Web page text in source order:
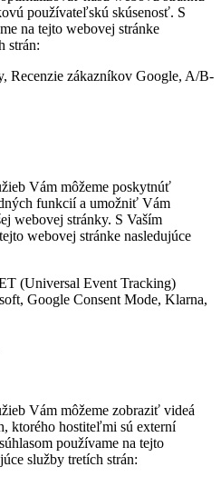
používateľskú skúsenosť. S
na tejto webovej stránke
strán:
Recenzie zákazníkov Google, A/B-
Vám môžeme poskytnúť
funkcií a umožniť Vám
webovej stránky. S Vaším
webovej stránke nasledujúce
(Universal Event Tracking)
Google Consent Mode, Klarna,
Vám môžeme zobraziť videá
ktorého hostiteľmi sú externí
používame na tejto
služby tretích strán: